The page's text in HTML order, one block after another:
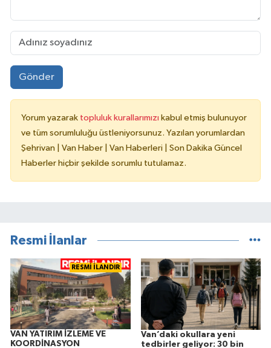
Gönder
Yorum yazarak topluluk kurallarımızı kabul etmiş bulunuyor
ve tüm sorumluluğu üstleniyorsunuz. Yazılan yorumlardan
Şehrivan | Van Haber | Van Haberleri | Son Dakika Güncel
Haberler hiçbir şekilde sorumlu tutulamaz.
Resmi İlanlar
RESMİ İLANDIR
VAN YATIRIM İZLEME VE
KOORDİNASYON
Van’daki okullara yeni
tedbirler geliyor: 30 bin